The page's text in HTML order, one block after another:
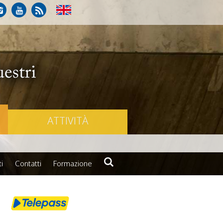
ATTIVITÀ
Contatti Formazione